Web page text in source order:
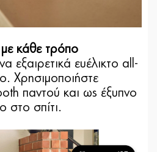
με κάθε τρόπο
εξαιρετικά ευέλικτο all-
Χρησιμοποιήστε
παντού και ως έξυπνο
στο σπίτι.